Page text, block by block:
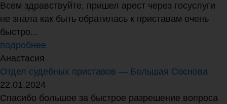
Всем здравствуйте, пришел арест через госуслуги
не знала как быть обратилась к приставам очень
быстро...
подробнее
Анастасия
Отдел судебных приставов — Большая Соснова
22.01.2024
Спасибо большое за быстрое разрешение вопроса